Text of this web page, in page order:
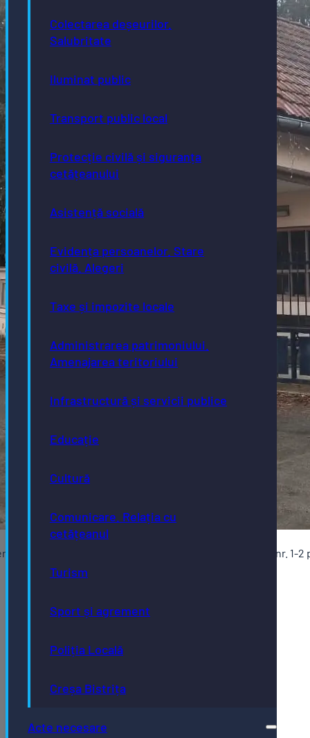
Colectarea deșeurilor.
Salubritate
Iluminat public
Transport public local
Protecție civilă și siguranța
cetățeanului
Asistență socială
Evidența persoanelor. Stare
civilă. Alegeri
Taxe și impozite locale
Administrarea patrimoniului.
Amenajarea teritoriului
Infrastructură și servicii publice
Educație
Cultură
Comunicare. Relația cu
cetățeanul
Turism
Sport și agrement
Poliția Locală
Creșa Bistrița
Acte necesare
Bistrița își va muta sediul de pe str. Liviu Rebreanu, nr. 1-2